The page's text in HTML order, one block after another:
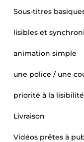
Sous-titres
lisibles et
animation simple
une police / une
priorité à la lisibilité
Livraison
Vidéos prêtes à